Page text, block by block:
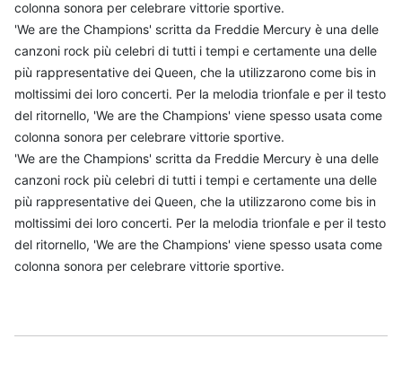
colonna sonora per celebrare vittorie sportive.
'We are the Champions' scritta da Freddie Mercury è una delle
canzoni rock più celebri di tutti i tempi e certamente una delle
più rappresentative dei Queen, che la utilizzarono come bis in
moltissimi dei loro concerti. Per la melodia trionfale e per il testo
del ritornello, 'We are the Champions' viene spesso usata come
colonna sonora per celebrare vittorie sportive.
'We are the Champions' scritta da Freddie Mercury è una delle
canzoni rock più celebri di tutti i tempi e certamente una delle
più rappresentative dei Queen, che la utilizzarono come bis in
moltissimi dei loro concerti. Per la melodia trionfale e per il testo
del ritornello, 'We are the Champions' viene spesso usata come
colonna sonora per celebrare vittorie sportive.